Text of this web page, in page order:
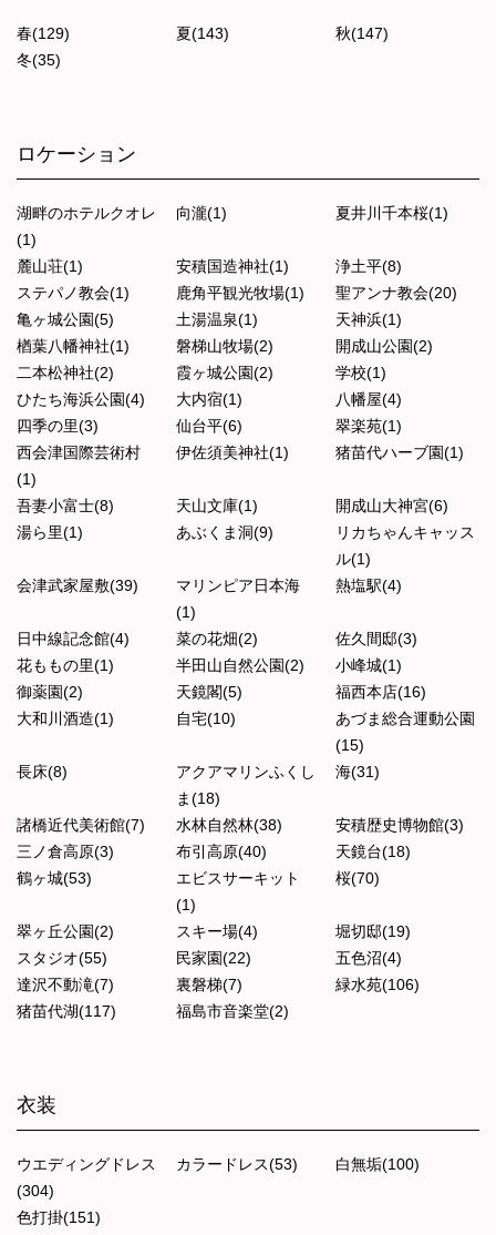
春(129) 夏(143)
秋(147)
冬(35)
ロケーション
湖畔のホテルクオレ
(1)
向瀧(1) 夏井川千本桜(1)
麓山荘(1) 安積国造神社(1)
浄土平(8)
ステパノ教会(1)
鹿角平観光牧場(1)
聖アンナ教会(20)
亀ヶ城公園(5)
土湯温泉(1)
天神浜(1)
楢葉八幡神社(1)
磐梯山牧場(2)
開成山公園(2)
二本松神社(2)
霞ヶ城公園(2)
学校(1)
ひたち海浜公園(4)
大内宿(1)
八幡屋(4)
四季の里(3)
仙台平(6)
翠楽苑(1)
西会津国際芸術村
(1)
伊佐須美神社(1) 猪苗代ハーブ園(1)
吾妻小富士(8) 天山文庫(1)
開成山大神宮(6)
湯ら里(1)
あぶくま洞(9)
リカちゃんキャッス
ル(1)
会津武家屋敷(39)
マリンピア日本海
(1)
熱塩駅(4)
日中線記念館(4) 菜の花畑(2)
佐久間邸(3)
花ももの里(1)
半田山自然公園(2)
小峰城(1)
御薬園(2)
天鏡閣(5)
福西本店(16)
大和川酒造(1)
自宅(10)
あづま総合運動公園
(15)
長床(8)
アクアマリンふくし
ま(18)
海(31)
諸橋近代美術館(7) 水林自然林(38)
安積歴史博物館(3)
三ノ倉高原(3)
布引高原(40)
天鏡台(18)
鶴ヶ城(53)
エビスサーキット
(1)
桜(70)
翠ヶ丘公園(2) スキー場(4)
堀切邸(19)
スタジオ(55)
民家園(22)
五色沼(4)
達沢不動滝(7)
裏磐梯(7)
緑水苑(106)
猪苗代湖(117)
福島市音楽堂(2)
衣装
ウエディングドレス
(304)
カラードレス(53) 白無垢(100)
色打掛(151)